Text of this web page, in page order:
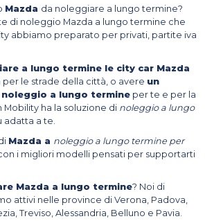
Mazda da noleggiare a lungo termine?
di noleggio Mazda a lungo termine che
abbiamo preparato per privati, partite iva
a lungo termine le city car Mazda
le strade della città, o avere un
noleggio a lungo termine per te e per la
ha la soluzione di noleggio a lungo
adatta a te.
Mazda a noleggio a lungo termine per
con i migliori modelli pensati per supportarti
Mazda a lungo termine? Noi di
attivi nelle province di Verona, Padova,
Treviso, Alessandria, Belluno e Pavia.